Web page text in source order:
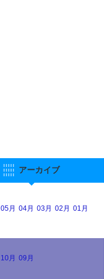
アーカイブ
05月 04月 03月 02月 01月
10月 09月